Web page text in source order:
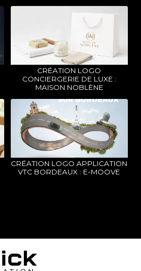
CRÉATION LOGO
CONCIERGERIE DE LUXE :
MAISON NOBLÈNE
CRÉATION LOGO APPLICATION
VTC BORDEAUX : E-MOOVE